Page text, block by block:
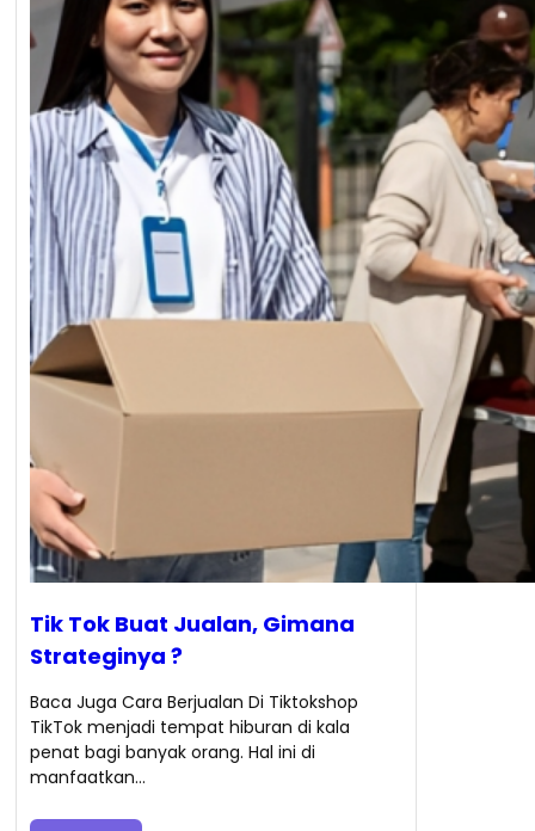
Tik Tok Buat Jualan, Gimana
Strateginya ?
Baca Juga Cara Berjualan Di Tiktokshop
TikTok menjadi tempat hiburan di kala
penat bagi banyak orang. Hal ini di
manfaatkan…